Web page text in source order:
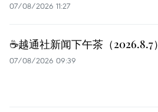
07/08/2026 11:27
☕️越通社新闻下午茶（2026.8.7）
07/08/2026 09:39